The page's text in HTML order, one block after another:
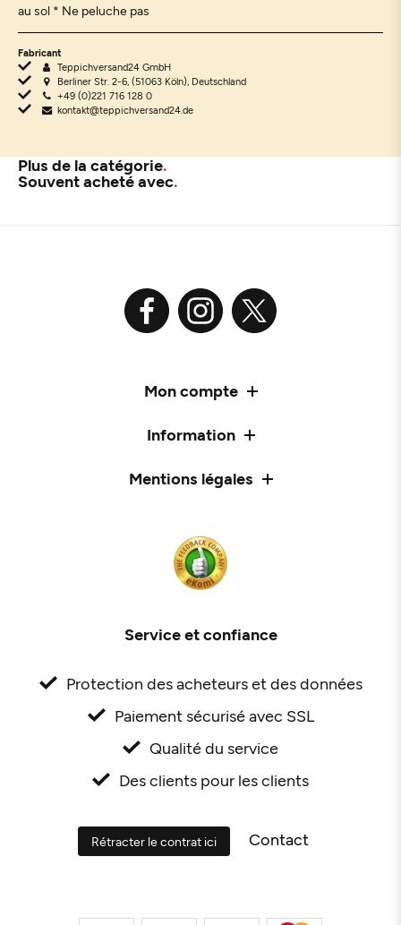
au sol * Ne peluche pas
Fabricant
Teppichversand24 GmbH
Berliner Str. 2-6, (51063 Köln), Deutschland
+49 (0)221 716 128 0
kontakt@teppichversand24.de
Plus de la catégorie
Souvent acheté avec
Mon compte
Information
Mentions légales
Service et confiance
Protection des acheteurs et des données
Paiement sécurisé avec SSL
Qualité du service
Des clients pour les clients
Rétracter le contrat ici Contact